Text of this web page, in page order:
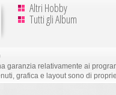
Altri Hobby
Tutti gli Album
garanzia relativamente ai
grafica e layout sono di